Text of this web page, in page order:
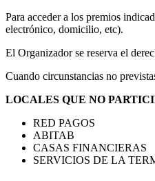
Para acceder a los premios
electrónico, domicilio, etc).
El Organizador se reserva el
Cuando circunstancias no
LOCALES QUE NO
RED PAGOS
ABITAB
CASAS FINANCIERAS
SERVICIOS DE LA